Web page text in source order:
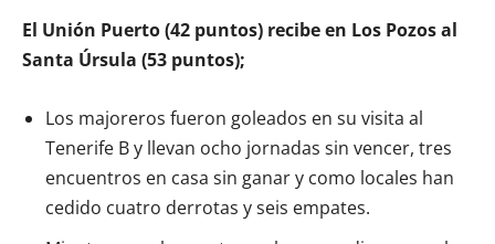
El Unión Puerto (42 puntos) recibe en Los Pozos al
Santa Úrsula (53 puntos);
Los majoreros fueron goleados en su visita al
Tenerife B y llevan ocho jornadas sin vencer, tres
encuentros en casa sin ganar y como locales han
cedido cuatro derrotas y seis empates.